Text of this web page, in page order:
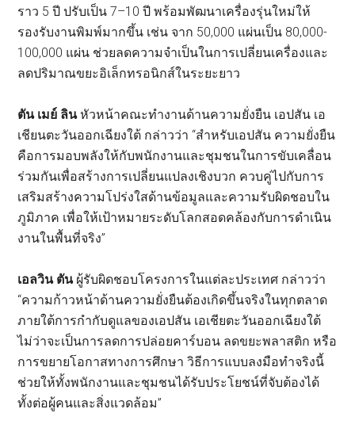
ราว 5 ปี ปรับเป็น 7–10 ปี พร้อมพัฒนาเครื่องรุ่นใหม่ให้
รองรับงานพิมพ์มากขึ้น เช่น จาก 50,000 แผ่นเป็น 80,000-
100,000 แผ่น ช่วยลดความจำเป็นในการเปลี่ยนเครื่องและ
ลดปริมาณขยะอิเล็กทรอนิกส์ในระยะยาว
ตัน เมย์ ลินหัวหน้าคณะทำงานด้านความยั่งยืน เอปสัน เอ
เชียนตะวันออกเฉียงใต้ กล่าวว่า “สำหรับเอปสัน ความยั่งยืน
คือการมอบพลังให้กับพนักงานและชุมชนในการขับเคลื่อน
ร่วมกันเพื่อสร้างการเปลี่ยนแปลงเชิงบวก ควบคู่ไปกับการ
เสริมสร้างความโปร่งใสด้านข้อมูลและความรับผิดชอบใน
ภูมิภาค เพื่อให้เป้าหมายระดับโลกสอดคล้องกับการดำเนิน
งานในพื้นที่จริง”
เอลวิน ตันผู้รับผิดชอบโครงการในแต่ละประเทศ กล่าวว่า
“ความก้าวหน้าด้านความยั่งยืนต้องเกิดขึ้นจริงในทุกตลาด
ภายใต้การกำกับดูแลของเอปสัน เอเชียตะวันออกเฉียงใต้
ไม่ว่าจะเป็นการลดการปล่อยคาร์บอน ลดขยะพลาสติก หรือ
การขยายโอกาสทางการศึกษา วิธีการแบบลงมือทำจริงนี้
ช่วยให้ทั้งพนักงานและชุมชนได้รับประโยชน์ที่จับต้องได้
ทั้งต่อผู้คนและสิ่งแวดล้อม”